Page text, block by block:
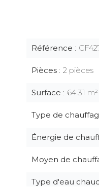
Référence
Pièces 2 pièces
Surface 64.31 m²
Type de
Énergie de
Moyen de
Type d'eau